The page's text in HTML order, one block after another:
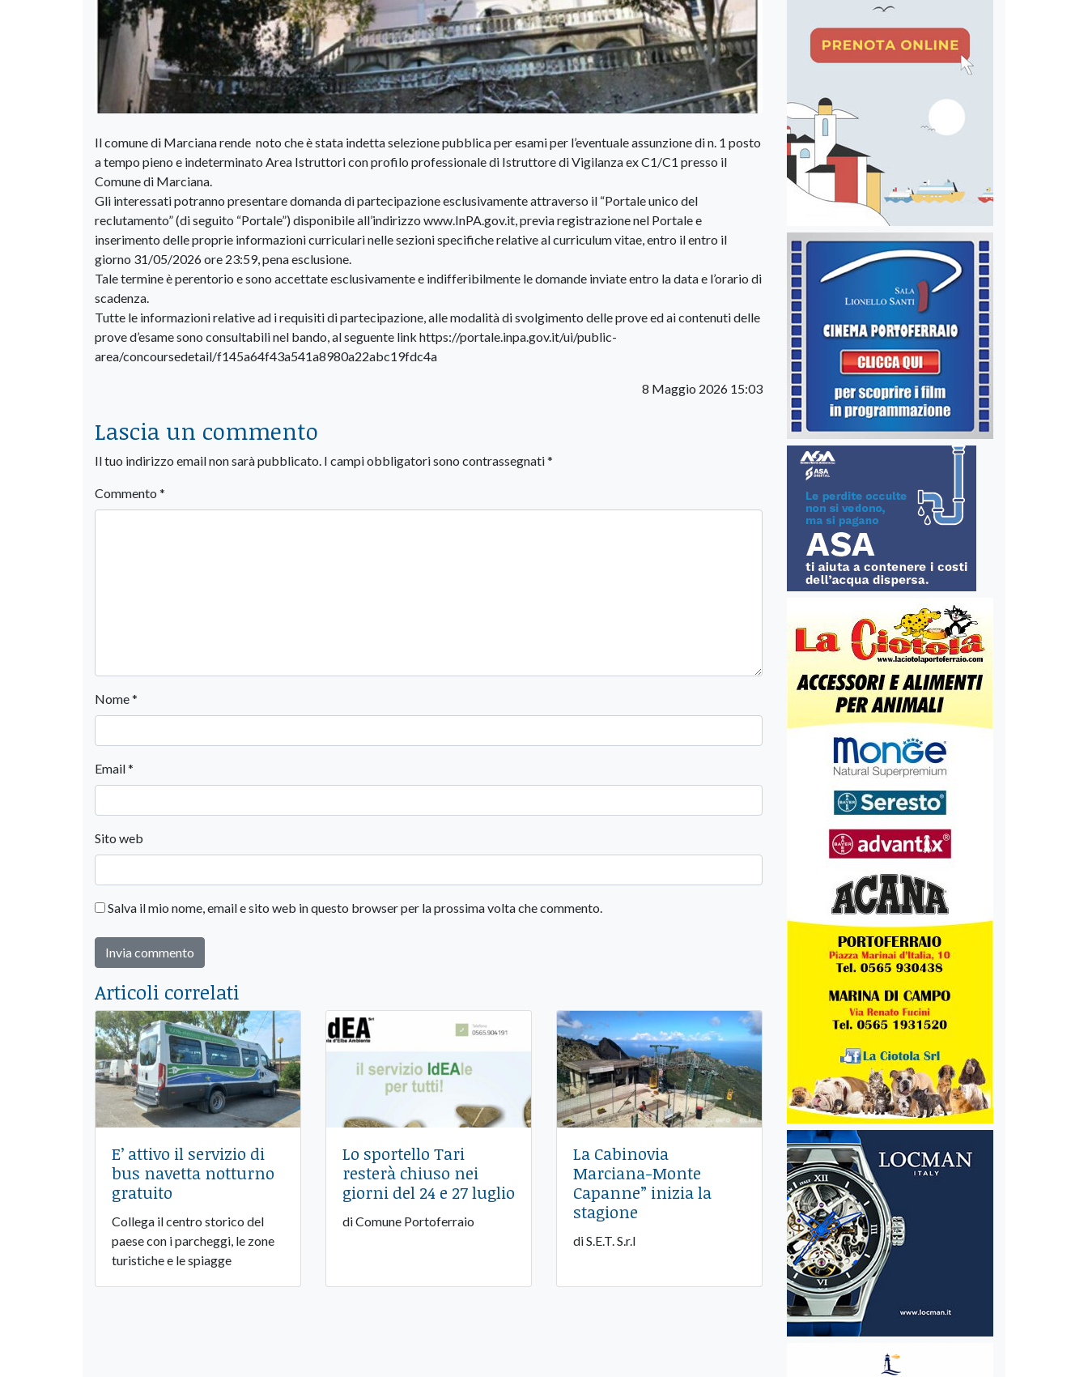
Il comune di Marciana rende noto che è stata indetta selezione pubblica per esami per l’eventuale assunzione di n. 1 posto
a tempo pieno e indeterminato Area Istruttori con profilo professionale di Istruttore di Vigilanza ex C1/C1 presso il
Comune di Marciana.
Gli interessati potranno presentare domanda di partecipazione esclusivamente attraverso il “Portale unico del
reclutamento” (di seguito “Portale”) disponibile all’indirizzo www.InPA.gov.it, previa registrazione nel Portale e
inserimento delle proprie informazioni curriculari nelle sezioni specifiche relative al curriculum vitae, entro il entro il
giorno 31/05/2026 ore 23:59, pena esclusione.
Tale termine è perentorio e sono accettate esclusivamente e indifferibilmente le domande inviate entro la data e l’orario di
scadenza.
Tutte le informazioni relative ad i requisiti di partecipazione, alle modalità di svolgimento delle prove ed ai contenuti delle
prove d’esame sono consultabili nel bando, al seguente link https://portale.inpa.gov.it/ui/public-
area/concoursedetail/f145a64f43a541a8980a22abc19fdc4a
8 Maggio 2026 15:03
Lascia un commento
Il tuo indirizzo email non sarà pubblicato. I campi obbligatori sono contrassegnati*
Commento *
Nome*
Email*
Sito web
Salva il mio nome, email e sito web in questo browser per la prossima volta che commento.
Articoli correlati
E’ attivo il servizio di
bus navetta notturno
gratuito
Collega il centro storico del
paese con i parcheggi, le zone
turistiche e le spiagge
Lo sportello Tari
resterà chiuso nei
giorni del 24 e 27 luglio
di Comune Portoferraio
La Cabinovia
Marciana-Monte
Capanne” inizia la
stagione
di S.E.T. S.r.l